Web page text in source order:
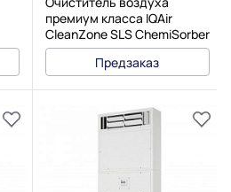
премиум класса IQAir
CleanZone SLS ChemiSorber
Предзаказ